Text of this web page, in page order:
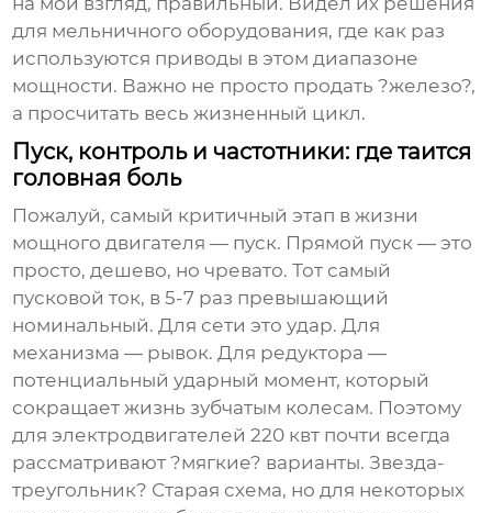
для мельничного оборудования, где как раз
используются приводы в этом диапазоне
мощности. Важно не просто продать ?железо?,
а просчитать весь жизненный цикл.
Пуск, контроль и частотники: где таится
головная боль
Пожалуй, самый критичный этап в жизни
мощного двигателя — пуск. Прямой пуск — это
просто, дешево, но чревато. Тот самый
пусковой ток, в 5-7 раз превышающий
номинальный. Для сети это удар. Для
механизма — рывок. Для редуктора —
потенциальный ударный момент, который
сокращает жизнь зубчатым колесам. Поэтому
дляэлектродвигателей 220 квт почти всегда
рассматривают ?мягкие? варианты. Звезда-
треугольник? Старая схема, но для некоторых